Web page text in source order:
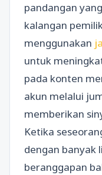
pandangan
kalangan
menggunakan
untuk
pada konten
akun melalui
memberikan
Ketika
dengan banyak
beranggapan